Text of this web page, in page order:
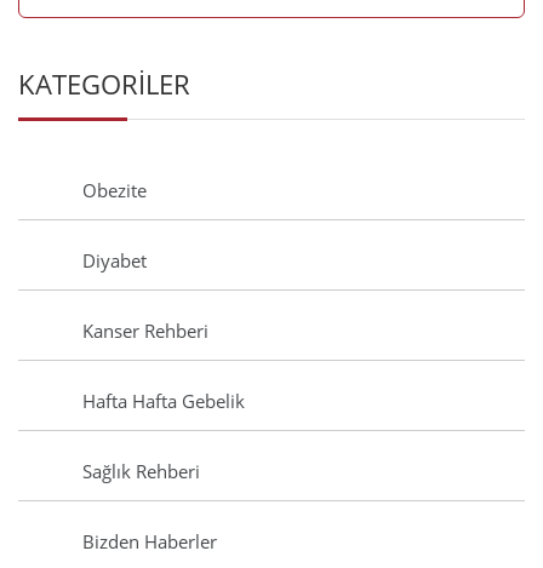
KATEGORİLER
Obezite
Diyabet
Kanser Rehberi
Hafta Hafta Gebelik
Sağlık Rehberi
Bizden Haberler